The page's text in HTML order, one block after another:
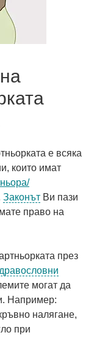
е всяка
които имат
Законът Ви пази
право на
през
могат да
Например:
налягане,
при